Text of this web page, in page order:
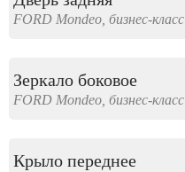
FORD Mondeo, бизнес-класс
Зеркало боковое
FORD Mondeo, бизнес-класс
Крыло переднее